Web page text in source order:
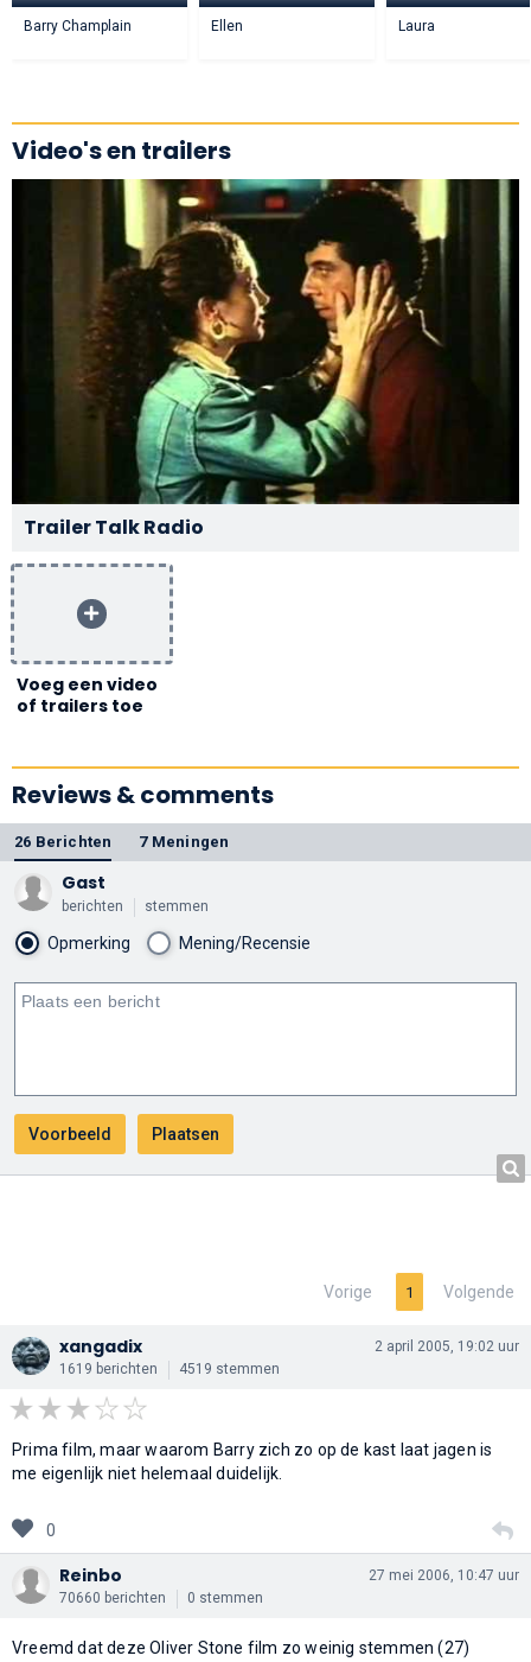
Barry Champlain Ellen Laura
Video's en trailers
Trailer Talk Radio
Voeg een video
of trailers toe
Reviews & comments
26 Berichten 7 Meningen
Gast
berichten stemmen
Opmerking Mening/Recensie
Vorige 1 Volgende
xangadix
1619 berichten 4519 stemmen
2 april 2005, 19:02 uur
Prima film, maar waarom Barry zich zo op de kast laat jagen is
me eigenlijk niet helemaal duidelijk.
0
Reinbo
70660 berichten 0 stemmen
27 mei 2006, 10:47 uur
Vreemd dat deze Oliver Stone film zo weinig stemmen (27)